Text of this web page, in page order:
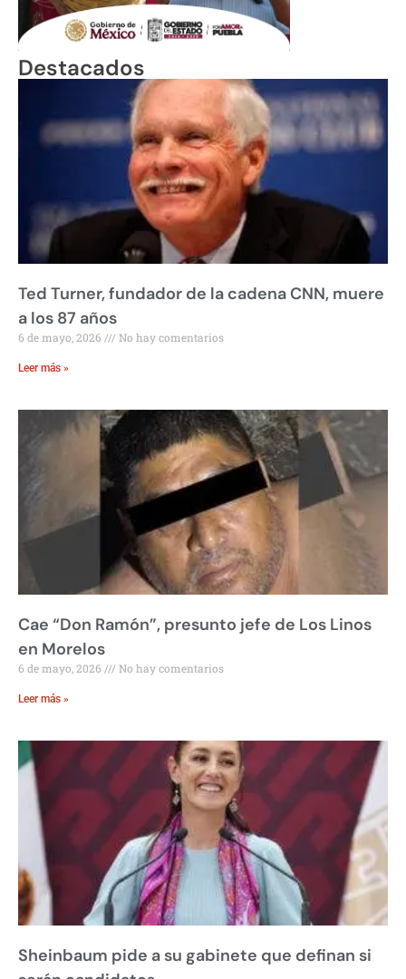
Destacados
Ted Turner, fundador de la cadena CNN, muere
a los 87 años
6 de mayo, 2026 No hay comentarios
Leer más »
Cae “Don Ramón”, presunto jefe de Los Linos
en Morelos
6 de mayo, 2026 No hay comentarios
Leer más »
Sheinbaum pide a su gabinete que definan si